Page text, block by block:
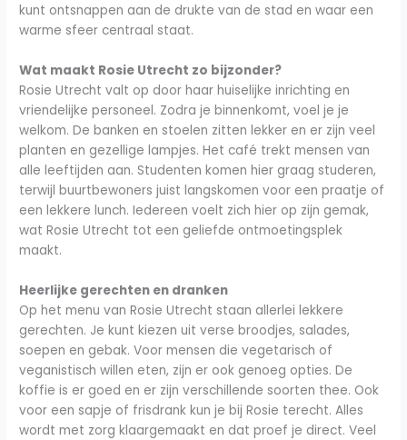
kunt ontsnappen aan de drukte van de stad en waar een
warme sfeer centraal staat.
Wat maakt Rosie Utrecht zo bijzonder?
Rosie Utrecht valt op door haar huiselijke inrichting en
vriendelijke personeel. Zodra je binnenkomt, voel je je
welkom. De banken en stoelen zitten lekker en er zijn veel
planten en gezellige lampjes. Het café trekt mensen van
alle leeftijden aan. Studenten komen hier graag studeren,
terwijl buurtbewoners juist langskomen voor een praatje of
een lekkere lunch. Iedereen voelt zich hier op zijn gemak,
wat Rosie Utrecht tot een geliefde ontmoetingsplek
maakt.
Heerlijke gerechten en dranken
Op het menu van Rosie Utrecht staan allerlei lekkere
gerechten. Je kunt kiezen uit verse broodjes, salades,
soepen en gebak. Voor mensen die vegetarisch of
veganistisch willen eten, zijn er ook genoeg opties. De
koffie is er goed en er zijn verschillende soorten thee. Ook
voor een sapje of frisdrank kun je bij Rosie terecht. Alles
wordt met zorg klaargemaakt en dat proef je direct. Veel